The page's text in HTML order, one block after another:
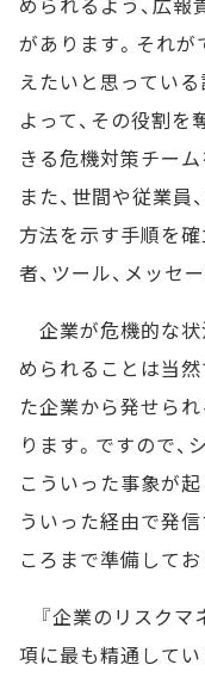
があります。それが
えたいと思ってい
よって、その役割を
きる危機対策チー
また、世間や従業員
方法を示す手順を
者、ツール、メッセ
企業が危機的な状
められることは当
た企業から発せら
ります。ですので、
こういった事象が
ういった経由で発
ころまで準備して
『企業のリスクマ
項に最も精通して